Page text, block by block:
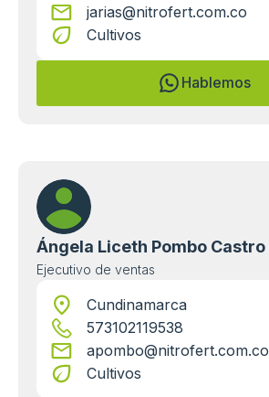
jarias@nitrofert.com.co
Cultivos
Hablemos
Ángela Liceth Pombo Castro
Ejecutivo de ventas
Cundinamarca
573102119538
apombo@nitrofert.com.co
Cultivos